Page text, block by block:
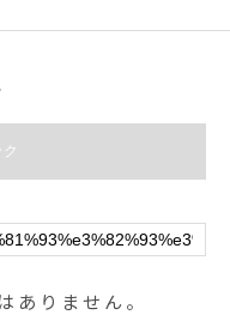
くつした#haus
ラベラーズコートを元
を本体素材に採用
しい雨風にも耐え、
ありません。